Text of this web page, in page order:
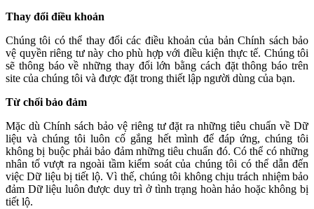
Thay đổi điều khoản
Chúng tôi có thể thay đổi các điều khoản của bản Chính sách bảo
vệ quyền riêng tư này cho phù hợp với điều kiện thực tế. Chúng tôi
sẽ thông báo về những thay đổi lớn bằng cách đặt thông báo trên
site của chúng tôi và được đặt trong thiết lập người dùng của bạn.
Từ chối bảo đảm
Mặc dù Chính sách bảo vệ riêng tư đặt ra những tiêu chuẩn về Dữ
liệu và chúng tôi luôn cố gắng hết mình để đáp ứng, chúng tôi
không bị buộc phải bảo đảm những tiêu chuẩn đó. Có thể có những
nhân tố vượt ra ngoài tầm kiểm soát của chúng tôi có thể dẫn đến
việc Dữ liệu bị tiết lộ. Vì thế, chúng tôi không chịu trách nhiệm bảo
đảm Dữ liệu luôn được duy trì ở tình trạng hoàn hảo hoặc không bị
tiết lộ.